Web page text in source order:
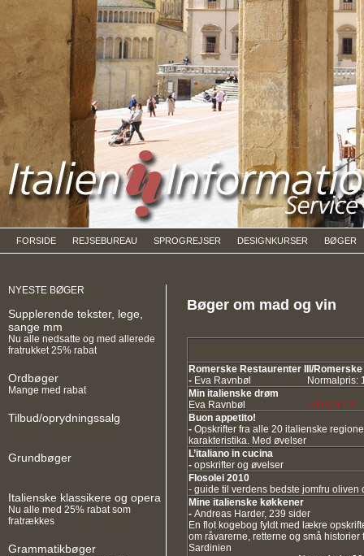
FORSIDE REJSEBUREAU SPROGREJSER DESIGNKURSER BØGER
NYESTE BØGER
Supplerende tekster, lege,
sange mm
Nu alle nedsatte og med allerede
fratrukket 25% rabat
Ordbøger
Mange med rabat
Tilbud/oprydningssalg
Grundbøger
Italienske klassikere og opera
Nu alle med 25% rabat som
fratrækkes
Grammatikbøger
Bøger om mad og vin
Romerske Restaurenter III/Romerske
- Eva Ravnbøl Normalpris:
Min italienske drøm
Eva Ravnbøl UDSOLGT
Buon appetito!
- Opskrifter fra alle 20 italienske
karakteristika. Med øvelser
L’italiano in cucina
- opskrifter og øvelser
Flosolei 2010
- guide til verdens bedste jomfru oliven
Mine italienske køkkener
- Andreas Harder, 239 sider
En flot kogebog fyldt med lækre
om råvarerne, retterne og små historier
Sardinien